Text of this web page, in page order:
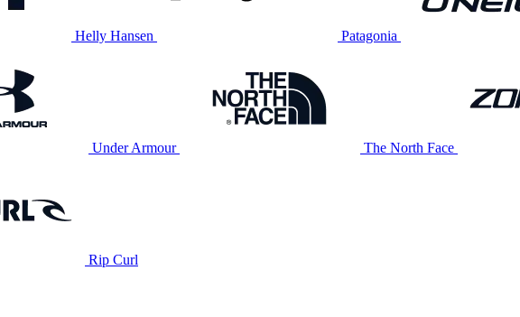
Helly Hansen Patagonia
Under Armour The North Face
Rip Curl